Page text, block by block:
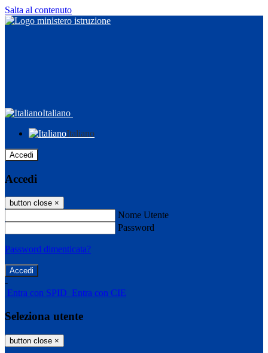
Salta al contenuto
Italiano
Italiano
Accedi
Accedi
button close ×
Nome Utente
Password
Password dimenticata?
-
Entra con SPID Entra con CIE
Seleziona utente
button close ×